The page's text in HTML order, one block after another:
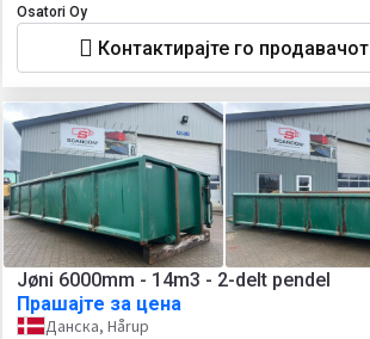
Osatori Oy
Контактирајте го продавачот
Jøni 6000mm - 14m3 - 2-delt pendel
Прашајте за цена
Данска, Hårup